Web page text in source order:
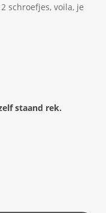
schroefjes, voila, je
staand rek.